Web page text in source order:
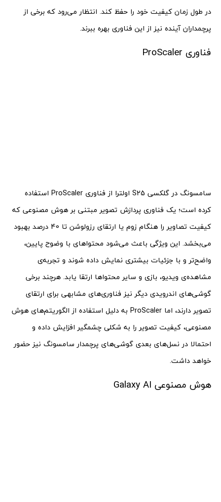
در طول زمان کیفیت خود را حفظ کند. انتظار می‌رود که برخی از
پرچمداران آینده نیز از این فناوری بهره ببرند.
فناوری ProScaler
سامسونگ در گلکسی S25 اولترا از فناوری ProScaler استفاده
کرده است؛ یک فناوری پردازش تصویر مبتنی بر هوش مصنوعی که
کیفیت تصاویر را هنگام زوم یا ارتقای رزولوشن تا 40 درصد بهبود
می‌بخشد. این ویژگی باعث می‌شود محتواهای با وضوح پایین،
واضح‌تر و با جزئیات بیشتری نمایش داده شوند و تجربه‌ی
مشاهده‌ی ویدیو، بازی و سایر محتواها ارتقا یابد. هرچند برخی
گوشی‌های اندرویدی دیگر نیز فناوری‌های مشابهی برای ارتقای
تصویر دارند، اما ProScaler به دلیل استفاده از الگوریتم‌های هوش
مصنوعی، کیفیت تصویر را به شکلی چشمگیر افزایش داده و
احتمالا در نسل‌های بعدی گوشی‌های پرچمدار سامسونگ نیز حضور
خواهد داشت.
هوش مصنوعی Galaxy AI